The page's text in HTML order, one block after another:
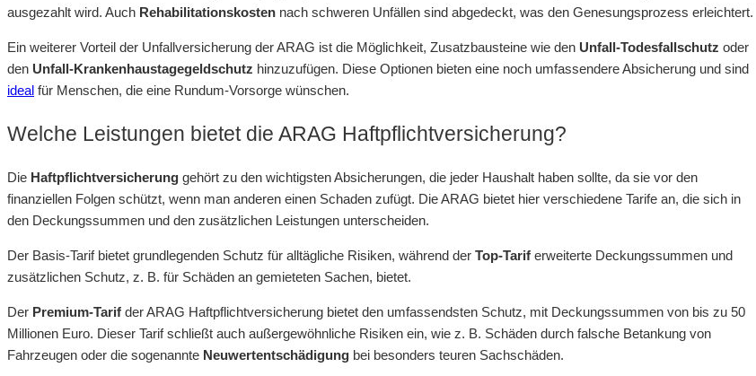
ausgezahlt wird. Auch Rehabilitationskosten nach schweren Unfällen sind abgedeckt, was den Genesungsprozess erleichtert.
Ein weiterer Vorteil der Unfallversicherung der ARAG ist die Möglichkeit, Zusatzbausteine wie den Unfall-Todesfallschutz oder
den Unfall-Krankenhaustagegeldschutz hinzuzufügen. Diese Optionen bieten eine noch umfassendere Absicherung und sind
ideal für Menschen, die eine Rundum-Vorsorge wünschen.
Welche Leistungen bietet die ARAG Haftpflichtversicherung?
Die Haftpflichtversicherung gehört zu den wichtigsten Absicherungen, die jeder Haushalt haben sollte, da sie vor den
finanziellen Folgen schützt, wenn man anderen einen Schaden zufügt. Die ARAG bietet hier verschiedene Tarife an, die sich in
den Deckungssummen und den zusätzlichen Leistungen unterscheiden.
Der Basis-Tarif bietet grundlegenden Schutz für alltägliche Risiken, während der Top-Tarif erweiterte Deckungssummen und
zusätzlichen Schutz, z. B. für Schäden an gemieteten Sachen, bietet.
Der Premium-Tarif der ARAG Haftpflichtversicherung bietet den umfassendsten Schutz, mit Deckungssummen von bis zu 50
Millionen Euro. Dieser Tarif schließt auch außergewöhnliche Risiken ein, wie z. B. Schäden durch falsche Betankung von
Fahrzeugen oder die sogenannte Neuwertentschädigung bei besonders teuren Sachschäden.